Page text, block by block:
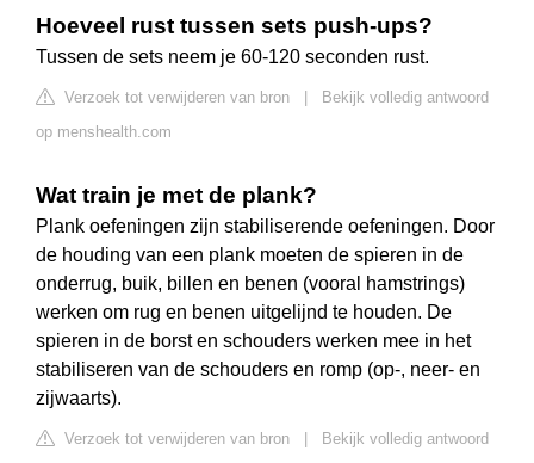
Hoeveel rust tussen sets push-ups?
Tussen de sets neem je 60-120 seconden rust.
Verzoek tot verwijderen van bron
Bekijk volledig antwoord
op menshealth.com
Wat train je met de plank?
Plank oefeningen zijn stabiliserende oefeningen. Door
de houding van een plank moeten de spieren in de
onderrug, buik, billen en benen (vooral hamstrings)
werken om rug en benen uitgelijnd te houden. De
spieren in de borst en schouders werken mee in het
stabiliseren van de schouders en romp (op-, neer- en
zijwaarts).
Verzoek tot verwijderen van bron
Bekijk volledig antwoord